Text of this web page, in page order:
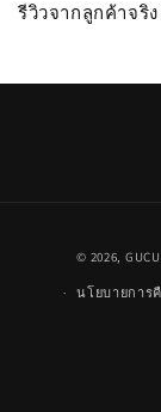
รีวิวจากลูกค้าจริง
© 2026,
นโยบายการ